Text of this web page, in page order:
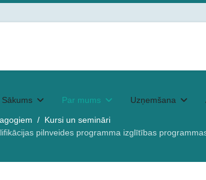
Sākums Par mums Uzņemšana
Kursi un semināri
pilnveides programma izglītības